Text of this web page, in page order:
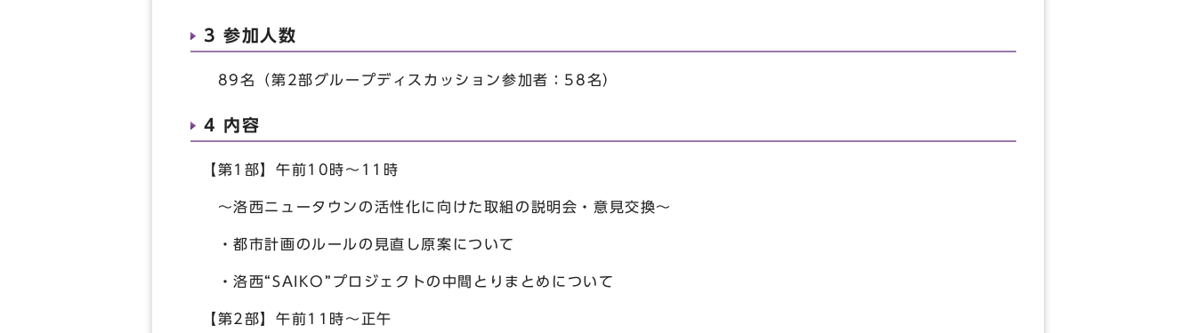
3 参加人数
89名（第2部グループディスカッション参加者：58名）
4 内容
【第1部】午前10時～11時
～洛西ニュータウンの活性化に向けた取組の説明会・意見交換～
・都市計画のルールの見直し原案について
・洛西“SAIKO”プロジェクトの中間とりまとめについて
【第2部】午前11時～正午